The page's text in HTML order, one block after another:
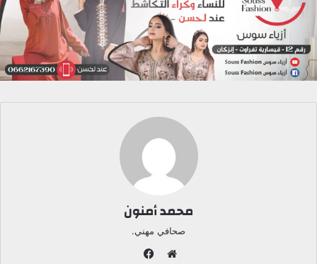
محمد أمنون
صحافي مهني.